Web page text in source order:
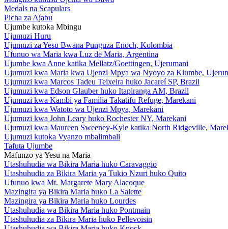
Medals na Scapulars
Picha za Ajabu
Ujumbe kutoka Mbingu
Ujumuzi Huru
Ujumuzi za Yesu Bwana Punguza Enoch, Kolombia
Ufunuo wa Maria kwa Luz de Maria, Argentina
Ujumbe kwa Anne katika Mellatz/Goettingen, Ujerumani
Ujumuzi kwa Maria kwa Ujenzi Mpya wa Nyoyo za Kiumbe,
Ujumuzi kwa Marcos Tadeu Teixeira huko Jacareí SP, Brazil
Ujumuzi kwa Edson Glauber huko Itapiranga AM, Brazil
Ujumuzi kwa Kambi ya Familia Takatifu Refuge, Marekani
Ujumuzi kwa Watoto wa Ujenzi Mpya, Marekani
Ujumuzi kwa John Leary huko Rochester NY, Marekani
Ujumuzi kwa Maureen Sweeney-Kyle katika North Ridgeville,
Ujumuzi kutoka Vyanzo mbalimbali
Tafuta Ujumbe
Mafunzo ya Yesu na Maria
Utashuhudia wa Bikira Maria huko Caravaggio
Utashuhudia za Bikira Maria ya Tukio Nzuri huko Quito
Ufunuo kwa Mt. Margarete Mary Alacoque
Mazingira ya Bikira Maria huko La Salette
Mazingira ya Bikira Maria huko Lourdes
Utashuhudia wa Bikira Maria huko Pontmain
Utashuhudia za Bikira Maria huko Pellevoisin